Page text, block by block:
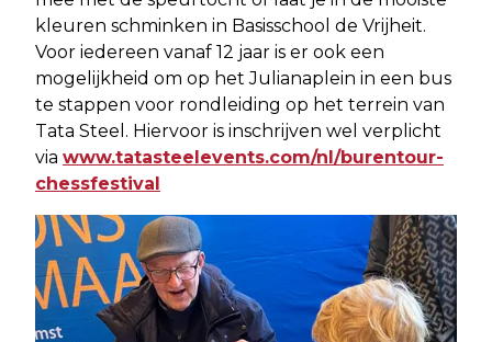
kleuren schminken in Basisschool de Vrijheit.
Voor iedereen vanaf 12 jaar is er ook een
mogelijkheid om op het Julianaplein in een bus
te stappen voor rondleiding op het terrein van
Tata Steel. Hiervoor is inschrijven wel verplicht
via www.tatasteelevents.com/nl/burentour-
chessfestival